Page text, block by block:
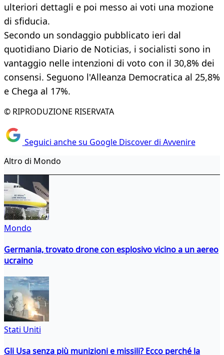
ulteriori dettagli e poi messo ai voti una mozione
di sfiducia.
Secondo un sondaggio pubblicato ieri dal
quotidiano Diario de Noticias, i socialisti sono in
vantaggio nelle intenzioni di voto con il 30,8% dei
consensi. Seguono l'Alleanza Democratica al 25,8%
e Chega al 17%.
© RIPRODUZIONE RISERVATA
Seguici anche su Google Discover di Avvenire
Altro di Mondo
Mondo
Germania, trovato drone con esplosivo vicino a un aereo
ucraino
Stati Uniti
Gli Usa senza più munizioni e missili? Ecco perché la